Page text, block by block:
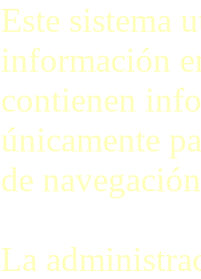
Este sistema
información
contienen
únicamente
de
La